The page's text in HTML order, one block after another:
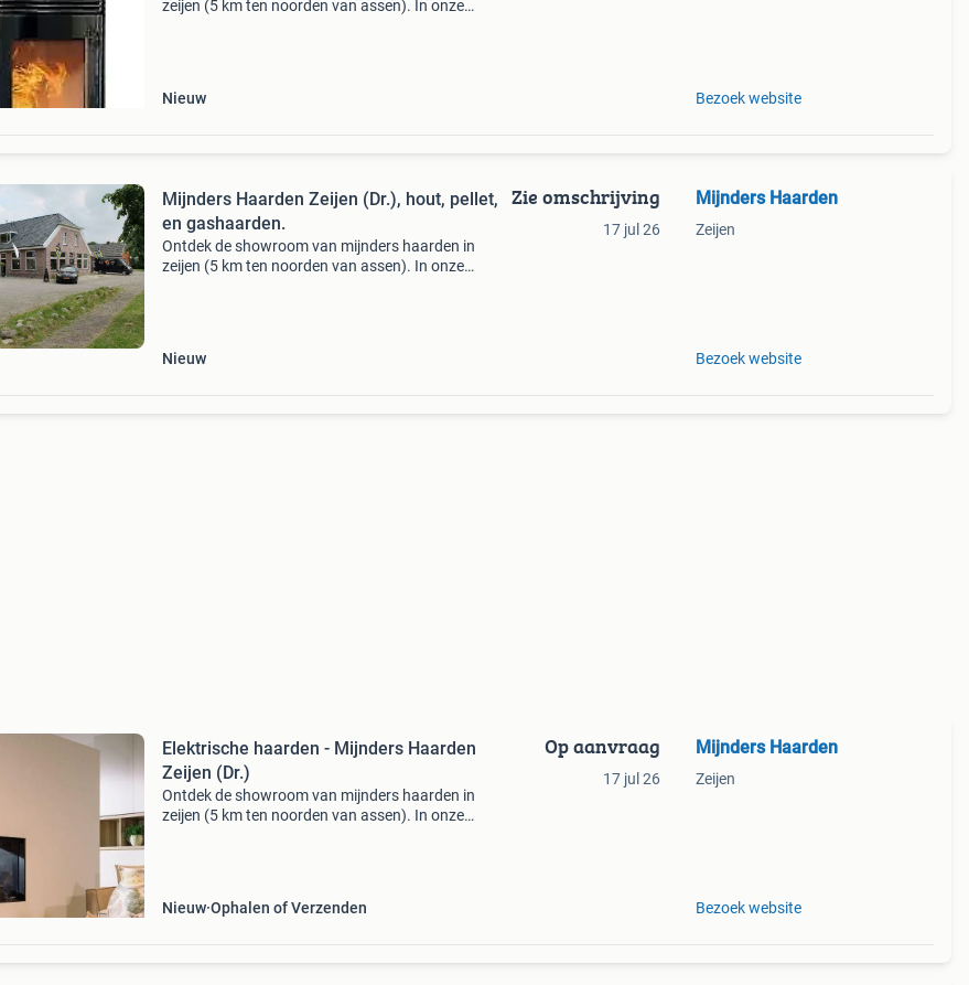
zeijen (5 km ten noorden van assen). In onze
Nieuw
Bezoek website
Mijnders Haarden Zeijen (Dr.), hout, pellet,
en gashaarden.
Ontdek de showroom van mijnders haarden in
zeijen (5 km ten noorden van assen). In onze
Nieuw
Zie omschrijving
17 jul 26
Mijnders Haarden
Zeijen
Bezoek website
Elektrische haarden - Mijnders Haarden
Zeijen (Dr.)
Ontdek de showroom van mijnders haarden in
zeijen (5 km ten noorden van assen). In onze
Nieuw Ophalen of Verzenden
Op aanvraag
17 jul 26
Mijnders Haarden
Zeijen
Bezoek website